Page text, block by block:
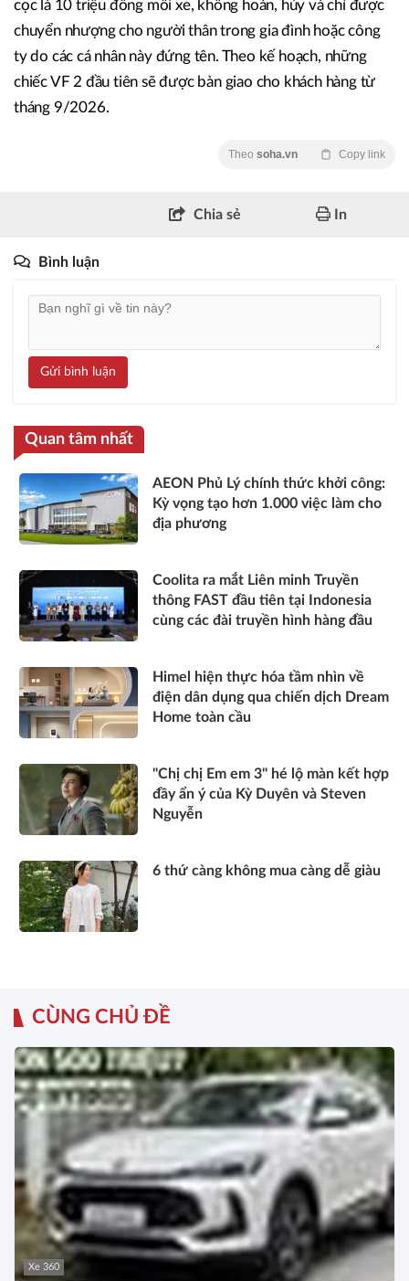
cọc là 10 triệu đồng mỗi xe, không hoàn, hủy và chỉ được
chuyển nhượng cho người thân trong gia đình hoặc công
ty do các cá nhân này đứng tên. Theo kế hoạch, những
chiếc VF 2 đầu tiên sẽ được bàn giao cho khách hàng từ
tháng 9/2026.
Theo soha.vn Copy link
Chia sẻ In
Bình luận
Gửi bình luận
Quan tâm nhất
AEON Phủ Lý chính thức khởi công:
Kỳ vọng tạo hơn 1.000 việc làm cho
địa phương
Coolita ra mắt Liên minh Truyền
thông FAST đầu tiên tại Indonesia
cùng các đài truyền hình hàng đầu
Himel hiện thực hóa tầm nhìn về
điện dân dụng qua chiến dịch Dream
Home toàn cầu
"Chị chị Em em 3" hé lộ màn kết hợp
đầy ẩn ý của Kỳ Duyên và Steven
Nguyễn
6 thứ càng không mua càng dễ giàu
CÙNG CHỦ ĐỀ
Xe 360